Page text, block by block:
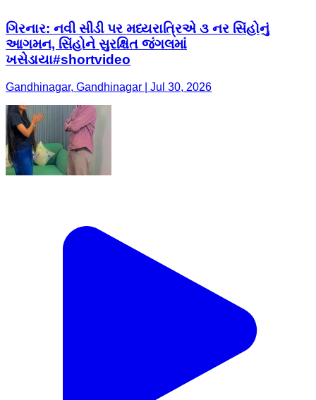
ગિરનાર: નવી સીડી પર મધ્યરાત્રિએ ૩ નર સિંહોનું
આગમન, સિંહોને સુરક્ષિત જંગલમાં
ખસેડાયા#shortvideo
Gandhinagar, Gandhinagar | Jul 30, 2026